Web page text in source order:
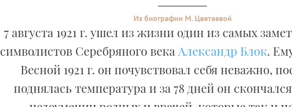
Из биографии М. Цветаевой
7 августа 1921 г. ушел из жизни один из самых
символистов Серебряного века Александр Блок.
Весной 1921 г. он почувствовал себя неважно,
поднялась температура и за 78 дней он